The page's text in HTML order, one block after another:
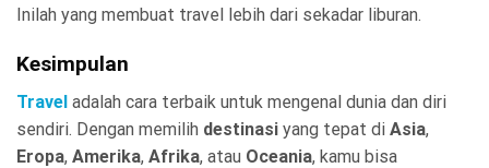
Inilah yang membuat travel lebih dari sekadar liburan.
Kesimpulan
Travel adalah cara terbaik untuk mengenal dunia dan diri
sendiri. Dengan memilih destinasi yang tepat di Asia,
Eropa, Amerika, Afrika, atau Oceania, kamu bisa